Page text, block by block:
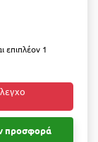
επιπλέον 1
προσφορά